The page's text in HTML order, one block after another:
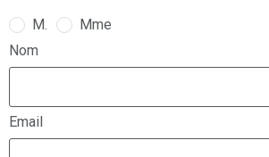
M.
Mme
Nom
Email